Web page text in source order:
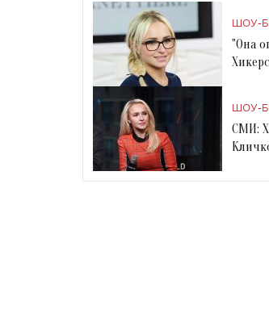
ШОУ-
"Она
ШОУ-
СМИ: